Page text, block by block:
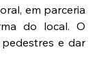
em parceria
do local. O
e dar